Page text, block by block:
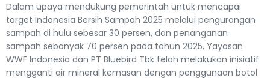
Dalam upaya mendukung pemerintah untuk mencapai
target Indonesia Bersih Sampah 2025 melalui pengurangan
sampah di hulu sebesar 30 persen, dan penanganan
sampah sebanyak 70 persen pada tahun 2025, Yayasan
WWF Indonesia dan PT Bluebird Tbk telah melakukan inisiatif
mengganti air mineral kemasan dengan penggunaan botol